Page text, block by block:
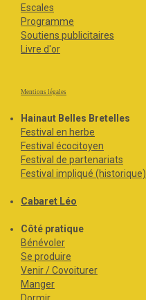
Escales
Programme
Soutiens publicitaires
Livre d'or
Mentions légales
Hainaut Belles Bretelles
Festival en herbe
Festival écocitoyen
Festival de partenariats
Festival impliqué (historique)
Cabaret Léo
Côté pratique
Bénévoler
Se produire
Venir / Covoiturer
Manger
Dormir